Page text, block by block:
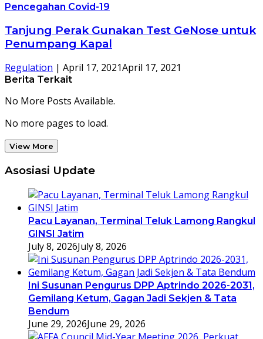
Pencegahan Covid-19
Tanjung Perak Gunakan Test GeNose untuk
Penumpang Kapal
Regulation | April 17, 2021April 17, 2021
Berita Terkait
No More Posts Available.
No more pages to load.
View More
Asosiasi Update
Pacu Layanan, Terminal Teluk Lamong Rangkul
GINSI Jatim
July 8, 2026July 8, 2026
Ini Susunan Pengurus DPP Aptrindo 2026-2031,
Gemilang Ketum, Gagan Jadi Sekjen & Tata
Bendum
June 29, 2026June 29, 2026